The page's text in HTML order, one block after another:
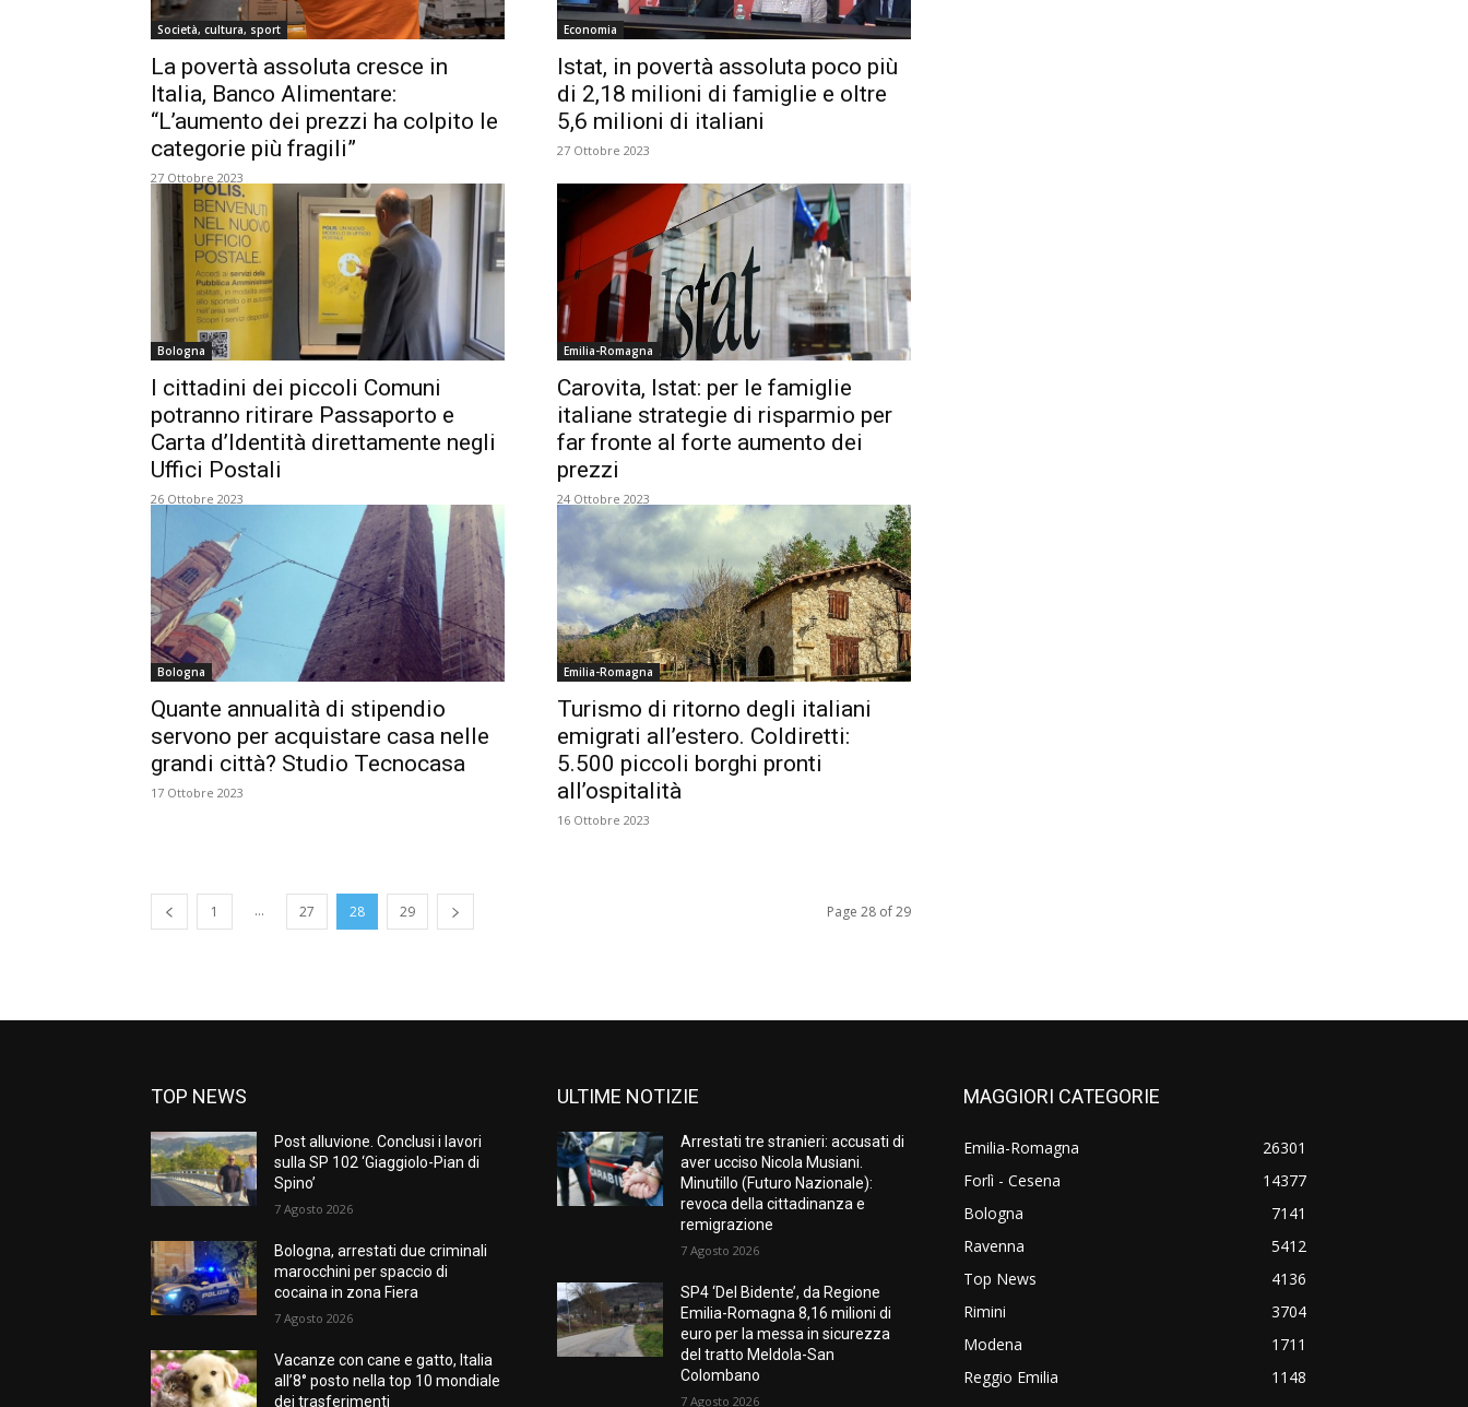
Società, cultura, sport
La povertà assoluta cresce in
Italia, Banco Alimentare:
“L’aumento dei prezzi ha colpito le
categorie più fragili”
27 Ottobre 2023
Economia
Istat, in povertà assoluta poco più
di 2,18 milioni di famiglie e oltre
5,6 milioni di italiani
27 Ottobre 2023
Bologna
I cittadini dei piccoli Comuni
potranno ritirare Passaporto e
Carta d’Identità direttamente negli
Uffici Postali
26 Ottobre 2023
Emilia-Romagna
Carovita, Istat: per le famiglie
italiane strategie di risparmio per
far fronte al forte aumento dei
prezzi
24 Ottobre 2023
Bologna
Quante annualità di stipendio
servono per acquistare casa nelle
grandi città? Studio Tecnocasa
17 Ottobre 2023
Emilia-Romagna
Turismo di ritorno degli italiani
emigrati all’estero. Coldiretti:
5.500 piccoli borghi pronti
all’ospitalità
16 Ottobre 2023
1 ... 27 28 29 Page 28 of 29
TOP NEWS
Post alluvione. Conclusi i lavori
sulla SP 102 ‘Giaggiolo-Pian di
Spino’
7 Agosto 2026
Bologna, arrestati due criminali
marocchini per spaccio di
cocaina in zona Fiera
7 Agosto 2026
Vacanze con cane e gatto, Italia
all’8° posto nella top 10 mondiale
dei trasferimenti
ULTIME NOTIZIE
Arrestati tre stranieri: accusati di
aver ucciso Nicola Musiani.
Minutillo (Futuro Nazionale):
revoca della cittadinanza e
remigrazione
7 Agosto 2026
SP4 ‘Del Bidente’, da Regione
Emilia-Romagna 8,16 milioni di
euro per la messa in sicurezza
del tratto Meldola-San
Colombano
7 Agosto 2026
MAGGIORI CATEGORIE
Emilia-Romagna
26301
Forlì - Cesena
14377
Bologna
7141
Ravenna
5412
Top News
4136
Rimini
3704
Modena
1711
Reggio Emilia
1148